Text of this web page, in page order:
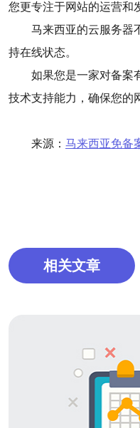
您更专注于网站的运营和
马来西亚的云服务器
持在线状态。
如果您是一家对备案
技术支持能力，确保您的
来源： 马来西亚免备
相关文章